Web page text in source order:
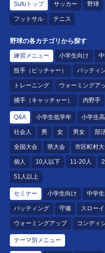
Sufuトップ サッカー 野球
フットサル テニス
野球の各カテゴリから探す
練習メニュー 小学生向け
投手（ピッチャー） バッティ
トレーニング ウォーミングア
捕手（キャッチャー） 内野手
Q&A 小学生低学年 小学生
社会人 男 女 男女 部
全国大会 県大会 市区町村大
個人 10人以下 11-20人
51人以上
セミナー 小学生向け 中学
バッティング 守備 スロー
ウォーミングアップ コンディ
テーマ別メニュー